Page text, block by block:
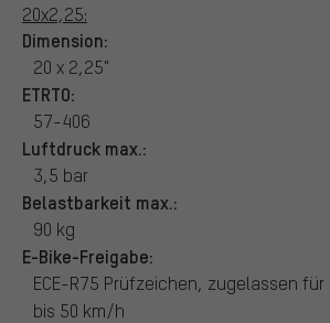
20x2,25:
Dimension:
20 x 2,25"
ETRTO:
57-406
Luftdruck max.:
3,5 bar
Belastbarkeit max.:
90 kg
E-Bike-Freigabe:
ECE-R75 Prüfzeichen, zugelassen
bis 50 km/h